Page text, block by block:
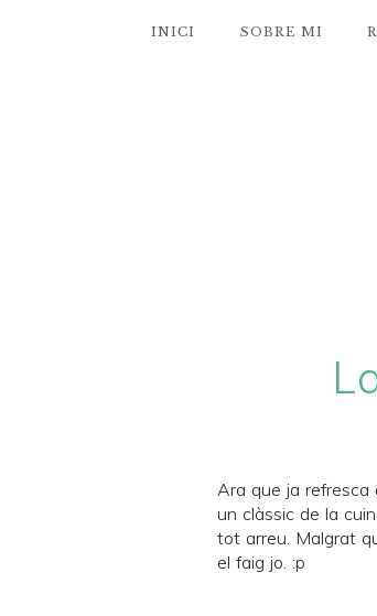
INICI SOBRE MI
Ara que ja refresca
un clàssic de la
tot arreu. Malgrat
el faig jo. :p